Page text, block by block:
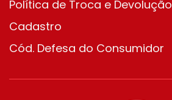
Política de Troca e Devolução
Cadastro
Cód. Defesa do Consumidor